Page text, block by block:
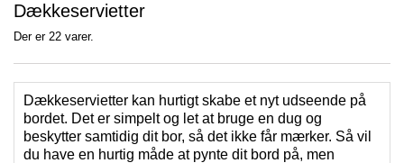
Dækkeservietter
Der er 22 varer.
Dækkeservietter kan hurtigt skabe et nyt udseende på
bordet. Det er simpelt og let at bruge en dug og
beskytter samtidig dit bor, så det ikke får mærker. Så vil
du have en hurtig måde at pynte dit bord på, men